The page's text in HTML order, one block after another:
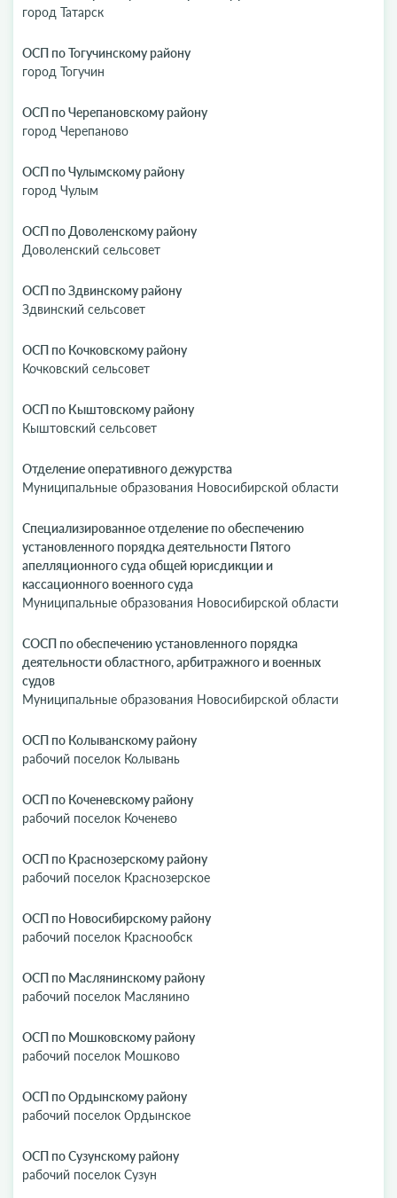
город Татарск
ОСП по Тогучинскому району
город Тогучин
ОСП по Черепановскому району
город Черепаново
ОСП по Чулымскому району
город Чулым
ОСП по Доволенскому району
Доволенский сельсовет
ОСП по Здвинскому району
Здвинский сельсовет
ОСП по Кочковскому району
Кочковский сельсовет
ОСП по Кыштовскому району
Кыштовский сельсовет
Отделение оперативного дежурства
Муниципальные образования Новосибирской области
Специализированное отделение по обеспечению
установленного порядка деятельности Пятого
апелляционного суда общей юрисдикции и
кассационного военного суда
Муниципальные образования Новосибирской области
СОСП по обеспечению установленного порядка
деятельности областного, арбитражного и военных
судов
Муниципальные образования Новосибирской области
ОСП по Колыванскому району
рабочий поселок Колывань
ОСП по Коченевскому району
рабочий поселок Коченево
ОСП по Краснозерскому району
рабочий поселок Краснозерское
ОСП по Новосибирскому району
рабочий поселок Краснообск
ОСП по Маслянинскому району
рабочий поселок Маслянино
ОСП по Мошковскому району
рабочий поселок Мошково
ОСП по Ордынскому району
рабочий поселок Ордынское
ОСП по Сузунскому району
рабочий поселок Сузун